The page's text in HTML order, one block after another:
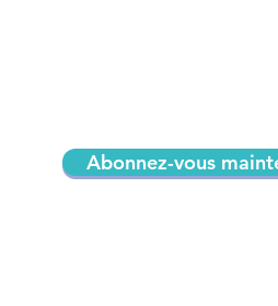
Abonnez-vous